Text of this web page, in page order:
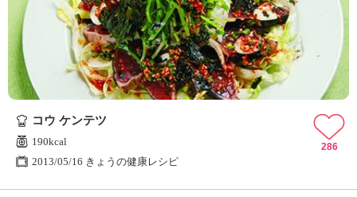
コウ ケンテツ
190kcal
2013/05/16 きょうの健康レシピ
286